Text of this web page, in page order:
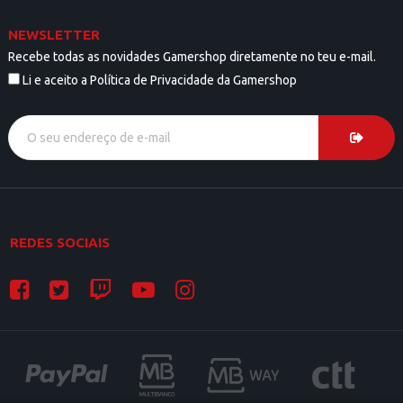
NEWSLETTER
Recebe todas as novidades Gamershop diretamente no teu e-mail.
Li e aceito a Política de Privacidade da Gamershop
REDES SOCIAIS